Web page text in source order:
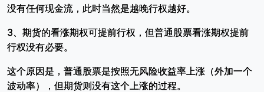
没有任何现金流，此时当然是越晚行权越好。
3、期货的看涨期权可提前行权，但普通股票看涨期权提前
行权没有必要。
这个原因是，普通股票是按照无风险收益率上涨（外加一个
波动率），但期货则没有这个上涨的过程。